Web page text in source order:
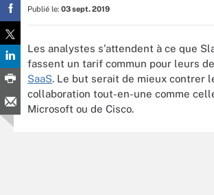
Publié le: 03 sept. 2019
Les analystes s'attendent à ce que
fassent un tarif commun pour leurs
SaaS. Le but serait de mieux contrer
collaboration tout-en-une comme
Microsoft ou de Cisco.